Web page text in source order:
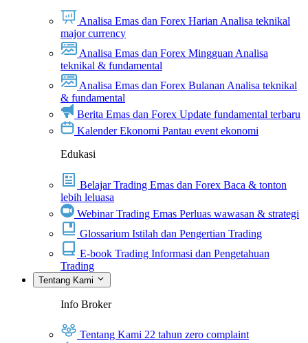
Analisa Emas dan Forex Harian Analisa teknikal
major currency
Analisa Emas dan Forex Mingguan Analisa
teknikal & fundamental
Analisa Emas dan Forex Bulanan Analisa teknikal
& fundamental
Berita Emas dan Forex Update fundamental terbaru
Kalender Ekonomi Pantau event ekonomi
Edukasi
Belajar Trading Emas dan Forex Baca & tonton
lebih leluasa
Webinar Trading Emas Perluas wawasan & strategi
Glossarium Istilah dan Pengertian Trading
E-book Trading Informasi dan Pengetahuan
Trading
Tentang Kami
Info Broker
Tentang Kami 22 tahun zero complaint